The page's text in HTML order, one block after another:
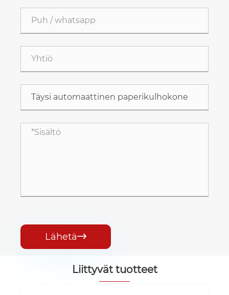
Lähetä
Liittyvät tuotteet